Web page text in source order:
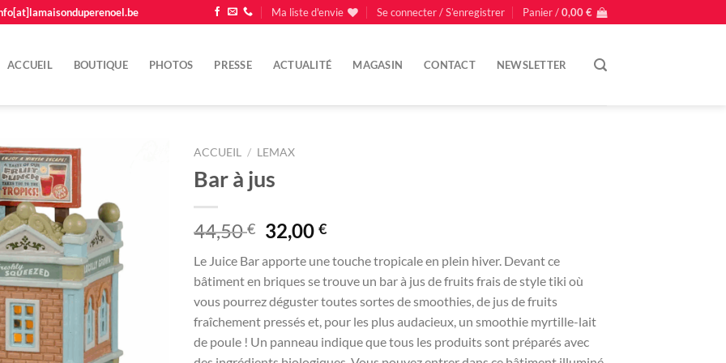
Ma liste d'envie Se connecter / S’enregistrer Panier /0,00€
ACCUEIL BOUTIQUE PHOTOS PRESSE ACTUALITÉ MAGASIN CONTACT NEWSLETTER
ACCUEIL / LEMAX
Bar à jus
44,50€ Le
prix
initial
était :
44,50 €.
32,00€Le
actuel
est :
32,00 €.
Le Juice Bar apporte une touche tropicale en plein hiver. Devant ce
bâtiment en briques se trouve un bar à jus de fruits frais de style tiki où
vous pourrez déguster toutes sortes de smoothies, de jus de fruits
fraîchement pressés et, pour les plus audacieux, un smoothie myrtille-lait
de poule ! Un panneau indique que tous les produits sont préparés avec